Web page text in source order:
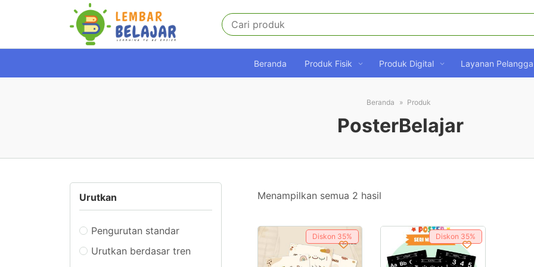
Beranda Produk Fisik Produk Digital Layanan
Beranda Produk
PosterBelajar
Menampilkan semua 2 hasil
harga:
rendah
ke
Diskon 35% Diskon 35%
Urutkan
Pengurutan standar
Urutkan berdasar tren